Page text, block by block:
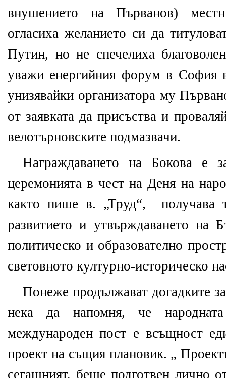
внушението на Първанов)
огласиха желанието си да
Путин, но не спечелиха
уважи енергийния форум в София
унизявайки организатора му
от заявката да присъства и
велотърновските подмазвачи.
Награждаването на Бокова е
церемонията в чест на Деня на
както пише в. „Труд“, получава
развитието и утвърждаването на
политическо и образователно
световното културно-историческо
Понеже продължават догадките
нека да напомня, че
международен пост е всъщност
проект на същия плановик. „
сегашният, беше подготвен лично